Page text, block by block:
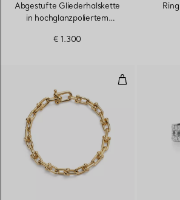
Abgestufte Gliederhalskette
in hochglanzpoliertem
€ 1.300
Kleines